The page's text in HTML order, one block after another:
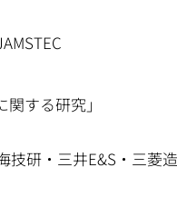
する研究」
研・三井E&S・三菱